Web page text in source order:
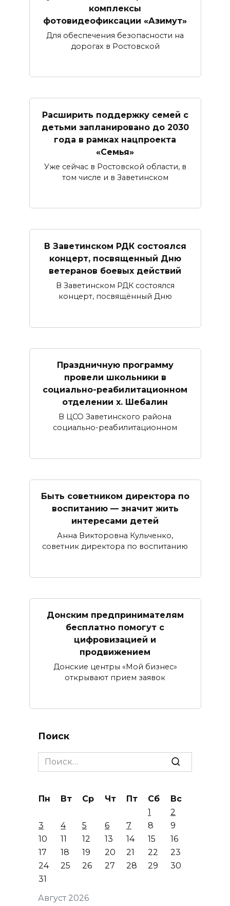
комплексы
фотовидеофиксации «Азимут»
Для обеспечения безопасности на
дорогах в Ростовской
Расширить поддержку семей с
детьми запланировано до 2030
года в рамках нацпроекта
«Семья»
Уже сейчас в Ростовской области, в
том числе и в Заветинском
В Заветинском РДК состоялся
концерт, посвященный Дню
ветеранов боевых действий
В Заветинском РДК состоялся
концерт, посвящённый Дню
Праздничную программу
провели школьники в
социально-реабилитационном
отделении х. Шебалин
В ЦСО Заветинского района
социально-реабилитационном
Быть советником директора по
воспитанию — значит жить
интересами детей
Анна Викторовна Кульченко,
советник директора по воспитанию
Донским предпринимателям
бесплатно помогут с
цифровизацией и
продвижением
Донские центры «Мой бизнес»
открывают прием заявок
Поиск
Search
for:
Август 2026
Пн Вт Ср Чт Пт Сб
Вс
1
2
3
4 5 6 7 8
9
10
11 12 13 14 15
16
17
18 19 20 21 22
23
24
25 26 27 28 29
30
31